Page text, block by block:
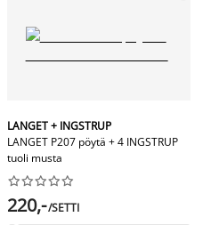
LANGET + INGSTRUP
LANGET P207 pöytä + 4 INGSTRUP
tuoli musta






220,-/SETTI